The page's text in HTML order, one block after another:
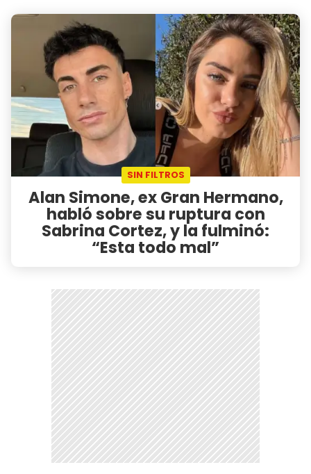
SIN FILTROS
Alan Simone, ex Gran Hermano,
habló sobre su ruptura con
Sabrina Cortez, y la fulminó:
“Esta todo mal”